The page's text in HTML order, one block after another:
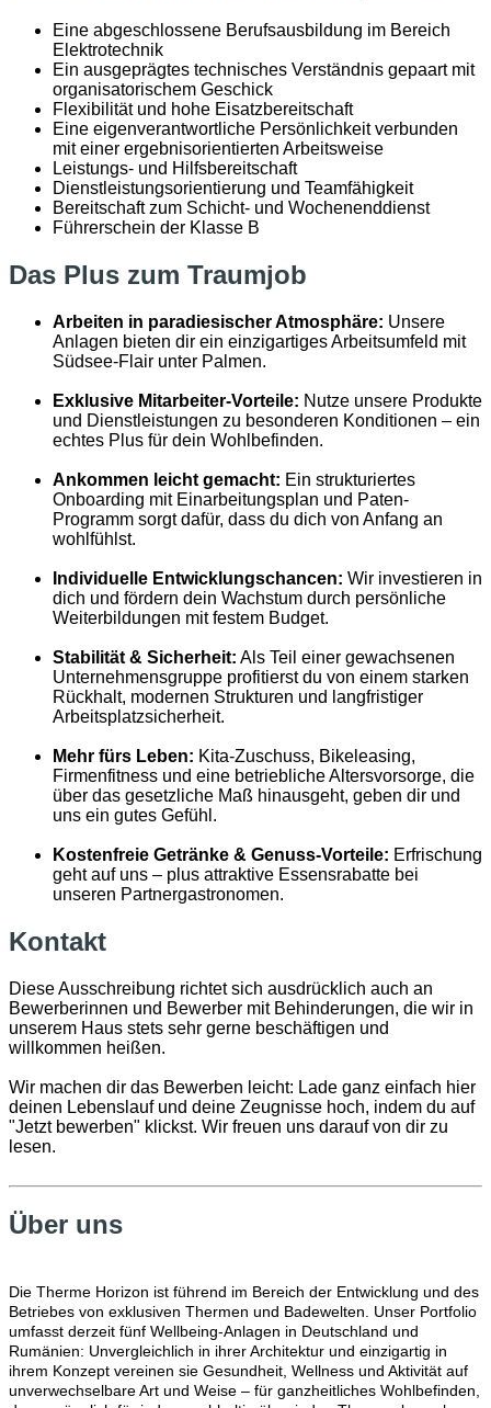
Eine abgeschlossene Berufsausbildung im Bereich
Elektrotechnik
Ein ausgeprägtes technisches Verständnis gepaart mit
organisatorischem Geschick
Flexibilität und hohe Eisatzbereitschaft
Eine eigenverantwortliche Persönlichkeit verbunden
mit einer ergebnisorientierten Arbeitsweise
Leistungs- und Hilfsbereitschaft
Dienstleistungsorientierung und Teamfähigkeit
Bereitschaft zum Schicht- und Wochenenddienst
Führerschein der Klasse B
Das Plus zum Traumjob
Arbeiten in paradiesischer Atmosphäre: Unsere
Anlagen bieten dir ein einzigartiges Arbeitsumfeld mit
Südsee-Flair unter Palmen.
Exklusive Mitarbeiter-Vorteile: Nutze unsere Produkte
und Dienstleistungen zu besonderen Konditionen – ein
echtes Plus für dein Wohlbefinden.
Ankommen leicht gemacht: Ein strukturiertes
Onboarding mit Einarbeitungsplan und Paten-
Programm sorgt dafür, dass du dich von Anfang an
wohlfühlst.
Individuelle Entwicklungschancen: Wir investieren in
dich und fördern dein Wachstum durch persönliche
Weiterbildungen mit festem Budget.
Stabilität & Sicherheit: Als Teil einer gewachsenen
Unternehmensgruppe profitierst du von einem starken
Rückhalt, modernen Strukturen und langfristiger
Arbeitsplatzsicherheit.
Mehr fürs Leben: Kita-Zuschuss, Bikeleasing,
Firmenfitness und eine betriebliche Altersvorsorge, die
über das gesetzliche Maß hinausgeht, geben dir und
uns ein gutes Gefühl.
Kostenfreie Getränke & Genuss-Vorteile: Erfrischung
geht auf uns – plus attraktive Essensrabatte bei
unseren Partnergastronomen.
Kontakt
Diese Ausschreibung richtet sich ausdrücklich auch an
Bewerberinnen und Bewerber mit Behinderungen, die wir in
unserem Haus stets sehr gerne beschäftigen und
willkommen heißen.
Wir machen dir das Bewerben leicht: Lade ganz einfach hier
deinen Lebenslauf und deine Zeugnisse hoch, indem du auf
"Jetzt bewerben" klickst. Wir freuen uns darauf von dir zu
lesen.
Über uns
Die Therme Horizon ist führend im Bereich der Entwicklung und des
Betriebes von exklusiven Thermen und Badewelten. Unser Portfolio
umfasst derzeit fünf Wellbeing-Anlagen in Deutschland und
Rumänien: Unvergleichlich in ihrer Architektur und einzigartig in
ihrem Konzept vereinen sie Gesundheit, Wellness und Aktivität auf
unverwechselbare Art und Weise – für ganzheitliches Wohlbefinden,